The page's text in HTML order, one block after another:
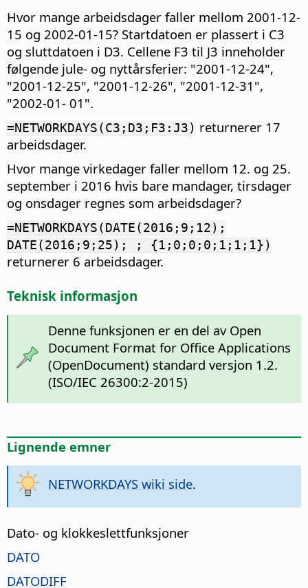
Hvor mange arbeidsdager faller mellom 2001-12-
15 og 2002-01-15? Startdatoen er plassert i C3
og sluttdatoen i D3. Cellene F3 til J3 inneholder
følgende jule- og nyttårsferier: "2001-12-24",
"2001-12-25", "2001-12-26", "2001-12-31",
"2002-01- 01".
=NETWORKDAYS(C3;D3;F3:J3) returnerer 17
arbeidsdager.
Hvor mange virkedager faller mellom 12. og 25.
september i 2016 hvis bare mandager, tirsdager
og onsdager regnes som arbeidsdager?
=NETWORKDAYS(DATE(2016;9;12);
DATE(2016;9;25); ; {1;0;0;0;1;1;1})
returnerer 6 arbeidsdager.
Teknisk informasjon
Denne funksjonen er en del av Open
Document Format for Office Applications
(OpenDocument) standard versjon 1.2.
(ISO/IEC 26300:2-2015)
Lignende emner
NETWORKDAYS wiki side.
Dato- og klokkeslettfunksjoner
DATO
DATODIFF